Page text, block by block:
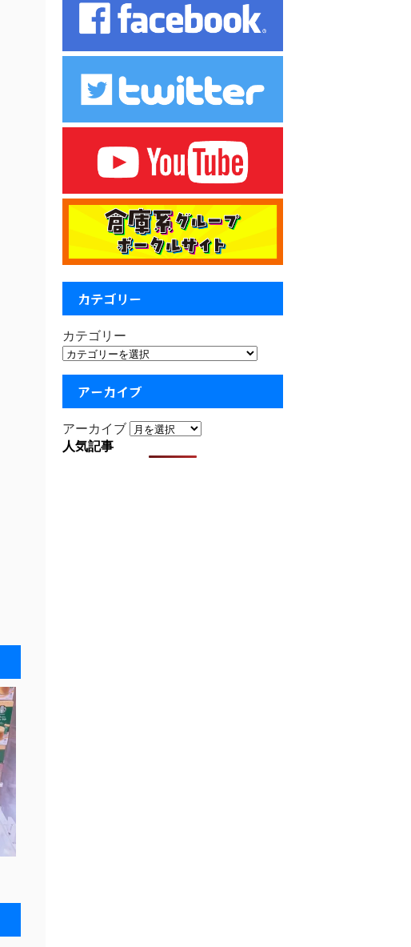
カテゴリー
カテゴリー
アーカイブ
アーカイブ
人気記事